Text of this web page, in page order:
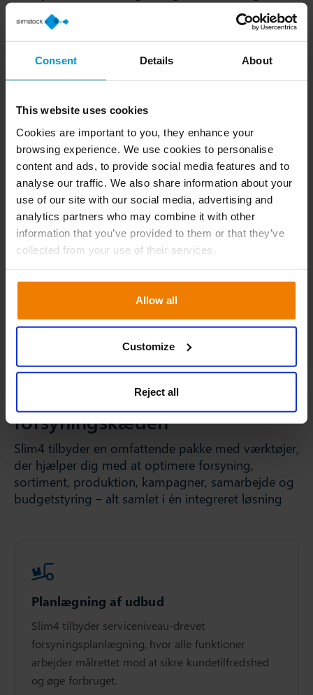
Consent Details About
This website uses cookies
Cookies are important to you, they enhance your
browsing experience. We use cookies to personalise
content and ads, to provide social media features and to
analyse our traffic. We also share information about your
use of our site with our social media, advertising and
analytics partners who may combine it with other
information that you’ve provided to them or that they’ve
collected from your use of their services.
Allow all
Customize
Reject all
Få fuldt overblik over, hvor lagerbeholdningen
butiksnetværk. Manuel tildeling fører ofte til
forværrer problemet, men Slim4 løser det med
datadrevet intelligens og præcis lagerstyring.
Styring af åbent køb (OTB)
Slimstocks Slim4-platform hjælper virksomheder
cashflow-begrænsninger i lagerprocessen gennem
avancerede OTB-funktioner (open to buy).
Planlægning af
forsyningskæden
Slim4 tilbyder en omfattende pakke med værktøjer,
der hjælper dig med at optimere forsyning,
sortiment, produktion, kampagner, samarbejde og
budgetstyring – alt samlet i én integreret løsning
Planlægning af udbud
Slim4 tilbyder serviceniveau-drevet
forsyningsplanlægning, hvor alle funktioner
arbejder målrettet mod at sikre kundetilfredshed
og øge forbruget.